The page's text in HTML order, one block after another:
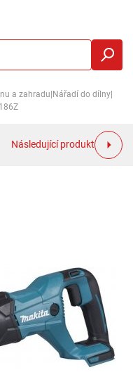
a zahradu Nářadí do dílny
Následující produkt